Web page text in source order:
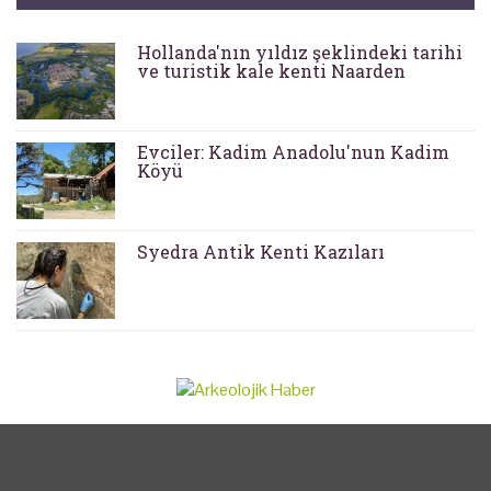
Hollanda'nın yıldız şeklindeki tarihi
ve turistik kale kenti Naarden
Evciler: Kadim Anadolu'nun Kadim
Köyü
Syedra Antik Kenti Kazıları